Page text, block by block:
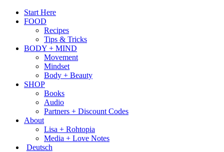
Start Here
FOOD
Recipes
Tips & Tricks
BODY + MIND
Movement
Mindset
Body + Beauty
SHOP
Books
Audio
Partners + Discount Codes
About
Lisa + Rohtopia
Media + Love Notes
Deutsch